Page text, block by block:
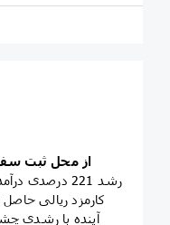
از محل ثبت
رشد 221 درصدی درآمد کارمزد ریالی شعب ارزی بانک آینده
کارمزد ریالی حاصل